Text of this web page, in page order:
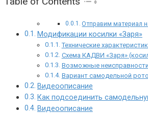
Отправим материал
Модификации косилки «Заря»
Технические
Схема КАДВИ «Заря»
Возможные
Вариант самодельной
Видеоописание
Как подсоединить
Видеоописание